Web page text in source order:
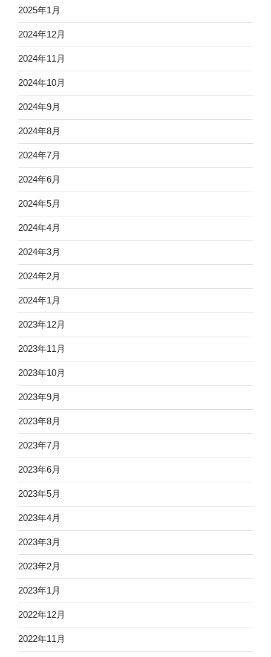
2025年1月
2024年12月
2024年11月
2024年10月
2024年9月
2024年8月
2024年7月
2024年6月
2024年5月
2024年4月
2024年3月
2024年2月
2024年1月
2023年12月
2023年11月
2023年10月
2023年9月
2023年8月
2023年7月
2023年6月
2023年5月
2023年4月
2023年3月
2023年2月
2023年1月
2022年12月
2022年11月